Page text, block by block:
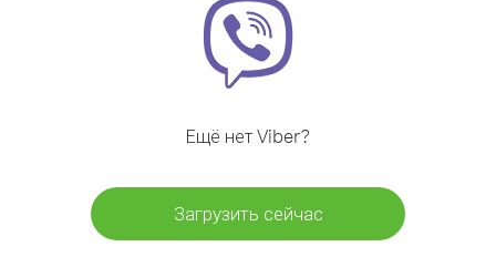
Ещё нет Viber?
Загрузить сейчас